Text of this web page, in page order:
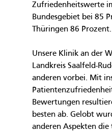
Zufriedenheitswerte
Bundesgebiet bei 85
Thüringen 86 Prozent.
Unsere Klinik an der
Landkreis Saalfeld-
anderen vorbei. Mit
Bewertungen
besten ab. Gelobt
anderen Aspekten